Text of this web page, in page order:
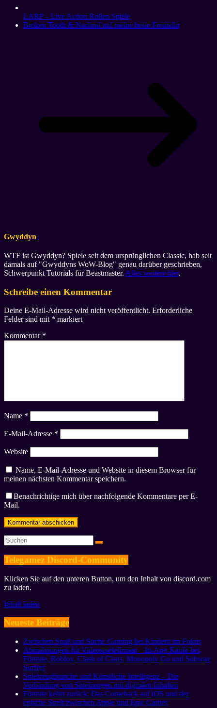
LARP – Live Action Rollen Spiele
Broken Tooth & Nachruf auf meine beste Freundin
Gwyddyn
WTF ist Gwyddyn? Spiele seit dem ursprünglichen Classic, hab seit
damals auf "Gwyddyns WoW-Blog" genau darüber geschrieben,
Schwerpunkt Tutorials für Beastmaster. Alles weitere hier.
Schreibe einen Kommentar
Deine E-Mail-Adresse wird nicht veröffentlicht. Erforderliche
Felder sind mit * markiert
Kommentar *
Name *
E-Mail-Adresse *
Website
Name, E-Mail-Adresse und Website in diesem Browser für
meinen nächsten Kommentar speichern.
Benachrichtige mich über nachfolgende Kommentare per E-
Mail.
Telegamez Discord-Community
Klicken Sie auf den unteren Button, um den Inhalt von discord.com
zu laden.
Inhalt laden
Neueste Beiträge
Zwischen Spaß und Sucht: Gaming bei Kindern im Fokus
Abmahnungen für Videospielefirmen – In-App-Käufe bei
Fortnite, Roblox, Clash of Clans, Monopoly Go und Subway
Surfers
Spielzeugbranche und Künstliche Intelligenz – Die
Verbindung von Spielzeugen mit digitalen Inhalten
Fortnite kehrt zurück: Das Comeback auf iOS und der
epische Streit zwischen Apple und Epic Games